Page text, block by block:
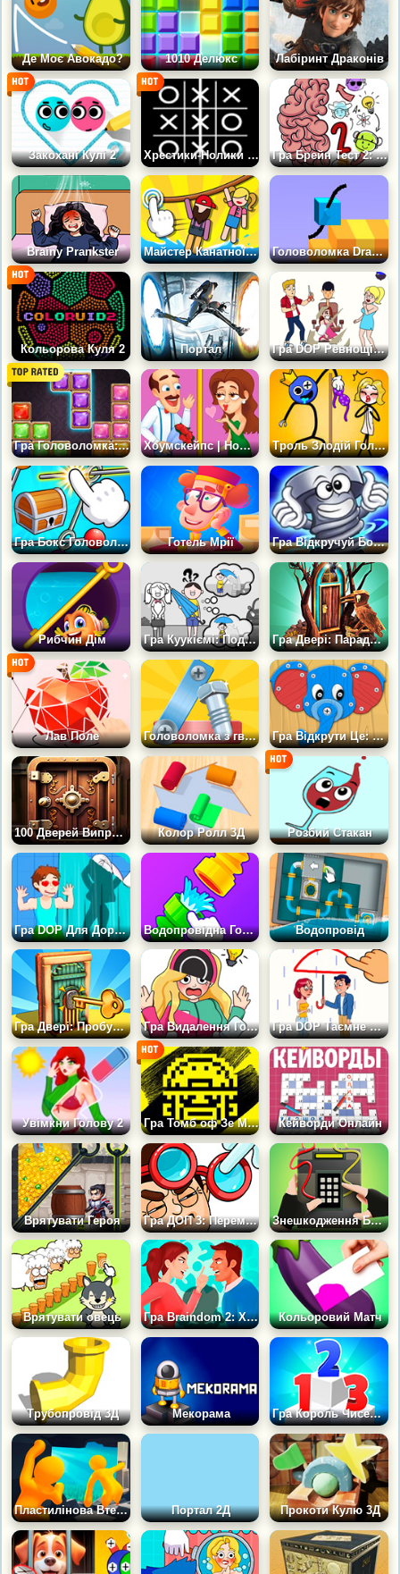
Де Моє Авокадо? 1010 Делюкс Лабіринт Драконів
Закохані Кулі 2 Хрестики-Нолики з Комп'ютером Гра Брейн Тест 2: Хитрі Розповіді та Головоломки
Brainy Prankster Майстер Канатної Дороги Головоломка Draw Climber
Кольорова Куля 2 Портал Гра DOP Ревнощі та слабкість: Не зітри зайве
Гра Головоломка: Блоки Коштовностей Хоумскейпс | Homescapes Троль Злодій Головоломка Стікмена
Гра Бокс Головоломка: Обертай кільця Готель Мрії Гра Відкручуй Болти: Прикручуй Гайки
Рибчин Дім Гра Куукіємі: Подумайте над Цим Гра Двері: Парадокс
Лав Поле Головоломка з гвинтами Гра Відкрути Це: Головоломка
100 Дверей Випробування Колор Ролл 3Д Розбий Стакан
Гра DOP Для Дорослих: Зітри, домалюй, знайди Водопровідна Головоломка Водопровід
Гра Двері: Пробудження Гра Видалення Головоломка: Зітри Одну Частину Гра DOP Таємне Кохання: Ребуси та Головоломки
Увімкни Голову 2 Гра Томб оф Зе Маск: Кольори Кейворди Онлайн
Врятувати Героя Гра ДОП 3: Перемісти Одну Частину Знешкодження Бомби
Врятувати овець Гра Braindom 2: Хто Бреше? Кольоровий Матч
Трубопровід 3Д Мекорама Гра Король Чисел: Майстер Головоломок
Пластилінова Втеча з в'язниці Портал 2Д Прокоти Кулю 3Д